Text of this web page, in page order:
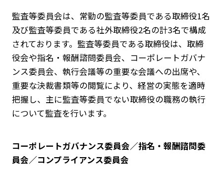
監査等委員会は、常勤の監査等委員である取締役1名
及び監査等委員である社外取締役2名の計3名で構成
されております。監査等委員である取締役は、取締
役会や指名・報酬諮問委員会、コーポレートガバナ
ンス委員会、執行会議等の重要な会議への出席や、
重要な決裁書類等の閲覧により、経営の実態を適時
把握し、主に監査等委員でない取締役の職務の執行
について監査を行います。
コーポレートガバナンス委員会／指名・報酬諮問委
員会／コンプライアンス委員会